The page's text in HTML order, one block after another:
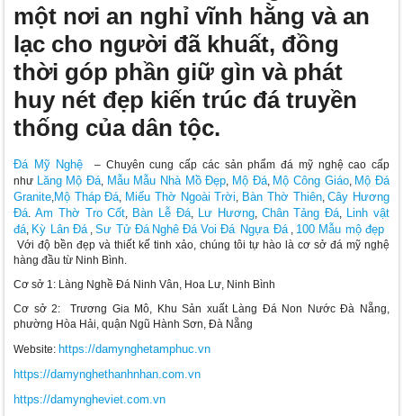
một nơi an nghỉ vĩnh hằng và an
lạc cho người đã khuất, đồng
thời góp phần giữ gìn và phát
huy nét đẹp kiến trúc đá truyền
thống của dân tộc.
Đá Mỹ Nghệ
– Chuyên cung cấp các sản phẩm đá mỹ nghệ cao cấp
như
Lăng Mộ Đá, Mẫu Mẫu Nhà Mồ Đẹp, Mộ Đá, Mộ Công Giáo, Mộ Đá
Granite,Mộ Tháp Đá, Miếu Thờ Ngoài Trời, Bàn Thờ Thiên,Cây Hương
Đá. Am Thờ Tro Cốt, Bàn Lễ Đá, Lư Hương, Chân Tảng Đá,
Linh vật
đá, Kỳ Lân Đá,Sư Tử Đá Nghê Đá Voi Đá Ngựa Đá, 100 Mẫu mộ đẹp
Với độ bền đẹp và thiết kế tinh xảo, chúng tôi tự hào là cơ sở đá mỹ nghệ
hàng đầu từ Ninh Bình.
Cơ sở 1: Làng Nghề Đá Ninh Vân, Hoa Lư, Ninh Bình
Cơ sở 2: Trương Gia Mô, Khu Sản xuất Làng Đá Non Nước Đà Nẵng,
phường Hòa Hải, quận Ngũ Hành Sơn, Đà Nẵng
Website: https://damynghetamphuc.vn
https://damynghethanhnhan.com.vn
https://damyngheviet.com.vn